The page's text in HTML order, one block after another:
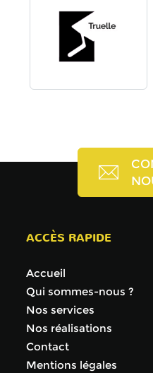
ACCÈS RAPIDE
Accueil
Qui sommes-nous ?
Nos services
Nos réalisations
Contact
Mentions légales